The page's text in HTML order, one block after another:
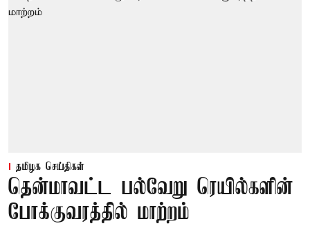
தமிழக செய்திகள்
தென்மாவட்ட பல்வேறு ரெயில்களின்
போக்குவரத்தில் மாற்றம்